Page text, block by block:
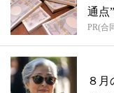
通点
PR(合
８月